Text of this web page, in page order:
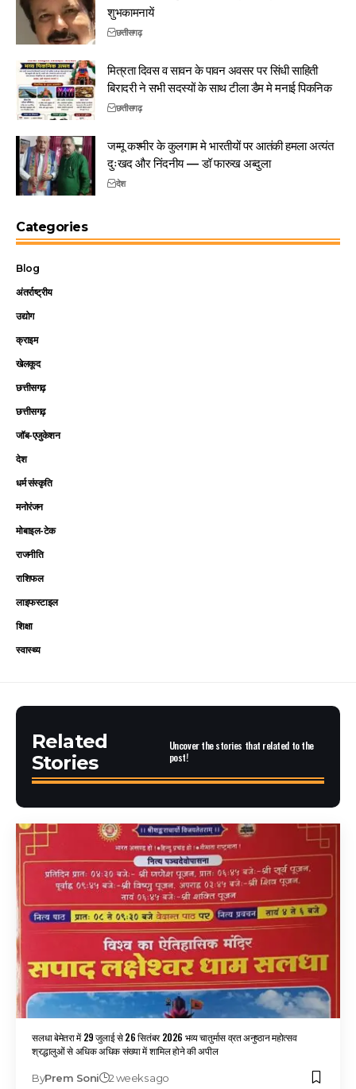
शुभकामनायें
छत्तीसगढ़
मित्रता दिवस व सावन के पावन अवसर पर सिंधी साहिती
बिरादरी ने सभी सदस्यों के साथ टीला डैम मे मनाई पिकनिक
छत्तीसगढ़
जम्मू कश्मीर के कुलगाम मे भारतीयों पर आतंकी हमला अत्यंत
दुःखद और निंदनीय — डॉ फारुख अब्दुला
देश
Categories
Blog
अंतर्राष्ट्रीय
उद्योग
क्राइम
खेलकूद
छत्तीसगढ़
छत्तीसगढ़
जॉब-एजुकेशन
देश
धर्म संस्कृति
मनोरंजन
मोबाइल-टेक
राजनीति
राशिफल
लाइफस्टाइल
शिक्षा
स्वास्थ्य
Related
Stories
Uncover the stories that related to the
post!
सलधा बेमेतरा में 29 जुलाई से 26 सितंबर 2026 भव्य चातुर्मास व्रत अनुष्ठान महोत्सव
श्रद्धालुओं से अधिक अधिक संख्या में शामिल होने की अपील
ByPrem Soni 2 weeks ago